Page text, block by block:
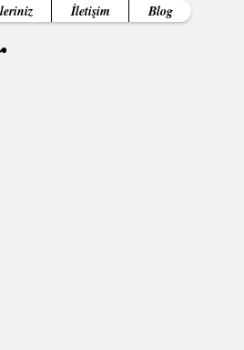
İletişim Blog